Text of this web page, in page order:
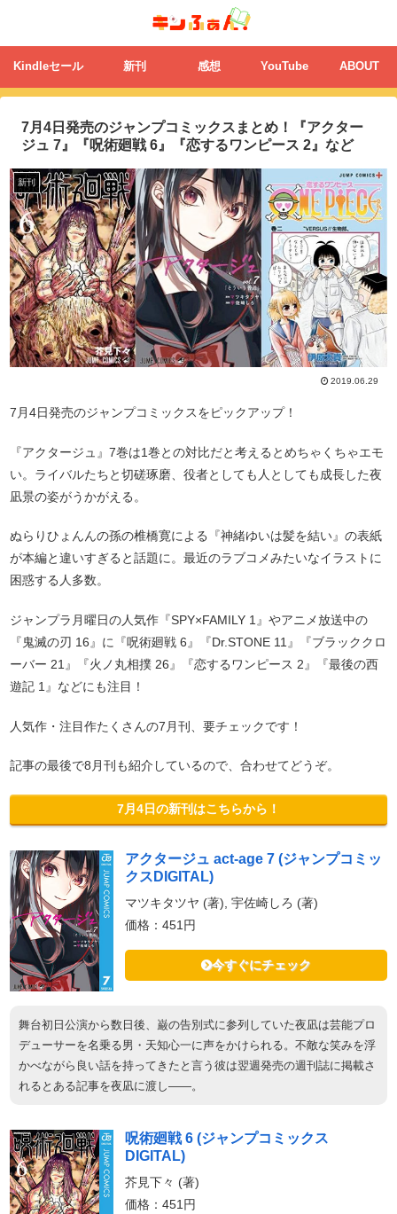
Kindleセール 新刊 感想 YouTube ABOUT
7月4日発売のジャンプコミックスまとめ！『アクター
ジュ 7』『呪術廻戦 6』『恋するワンピース 2』など
新刊
2019.06.29
7月4日発売のジャンプコミックスをピックアップ！
『アクタージュ』7巻は1巻との対比だと考えるとめちゃくちゃエモ
い。ライバルたちと切磋琢磨、役者としても人としても成長した夜
凪景の姿がうかがえる。
ぬらりひょんんの孫の椎橋寛による『神緒ゆいは髪を結い』の表紙
が本編と違いすぎると話題に。最近のラブコメみたいなイラストに
困惑する人多数。
ジャンプラ月曜日の人気作『SPY×FAMILY 1』やアニメ放送中の
『鬼滅の刃 16』に『呪術廻戦 6』『Dr.STONE 11』『ブラッククロ
ーバー 21』『火ノ丸相撲 26』『恋するワンピース 2』『最後の西
遊記 1』などにも注目！
人気作・注目作たくさんの7月刊、要チェックです！
記事の最後で8月刊も紹介しているので、合わせてどうぞ。
7月4日の新刊はこちらから！
アクタージュ act-age 7 (ジャンプコミッ
クスDIGITAL)
マツキタツヤ (著), 宇佐崎しろ (著)
価格：451円
今すぐにチェック
舞台初日公演から数日後、巌の告別式に参列していた夜凪は芸能プロ
デューサーを名乗る男・天知心一に声をかけられる。不敵な笑みを浮
かべながら良い話を持ってきたと言う彼は翌週発売の週刊誌に掲載さ
れるとある記事を夜凪に渡し――。
呪術廻戦 6 (ジャンプコミックス
DIGITAL)
芥見下々 (著)
価格：451円